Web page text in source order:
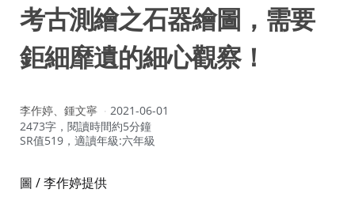
考古測繪之石器繪圖，需要
鉅細靡遺的細心觀察！
作
者：
李作婷、鍾文寧
2021-06-01
2473字，閱讀時間約5分鐘
SR值519，適讀年級:六年級
圖 / 李作婷提供